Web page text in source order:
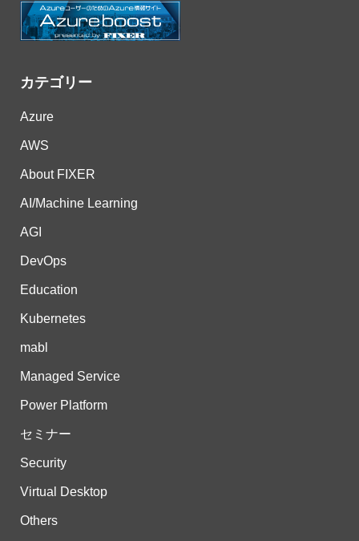
カテゴリー
Azure
AWS
About FIXER
AI/Machine Learning
AGI
DevOps
Education
Kubernetes
mabl
Managed Service
Power Platform
セミナー
Security
Virtual Desktop
Others